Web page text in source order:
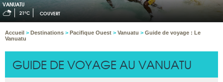
VANUATU
21°C COUVERT
Accueil > Destinations > Pacifique Ouest > Vanuatu > Guide de voyage : Le
Vanuatu
GUIDE DE VOYAGE AU VANUATU